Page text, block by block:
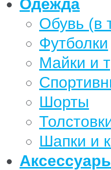
Одежда
Обувь (в
Футболки
Майки и
Шорты
Шапки и